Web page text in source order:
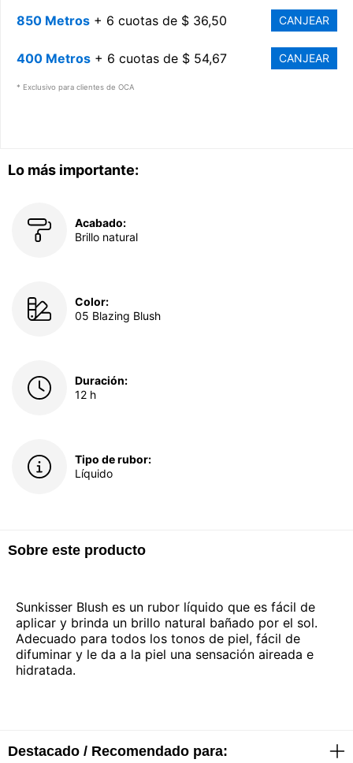
Lo más importante:
Acabado:
Brillo natural
Color:
05 Blazing Blush
Duración:
12 h
Tipo de rubor:
Líquido
Sobre este producto
Sunkisser Blush es un rubor líquido que es fácil de
aplicar y brinda un brillo natural bañado por el sol.
Adecuado para todos los tonos de piel, fácil de
difuminar y le da a la piel una sensación aireada e
hidratada.
Destacado / Recomendado para:
850 Metros + 6 cuotas de $ 36,50 CANJEAR
400 Metros + 6 cuotas de $ 54,67 CANJEAR
* Exclusivo para clientes de OCA